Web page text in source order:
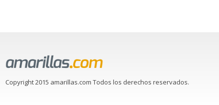
Copyright 2015 amarillas.com Todos los derechos reservados.